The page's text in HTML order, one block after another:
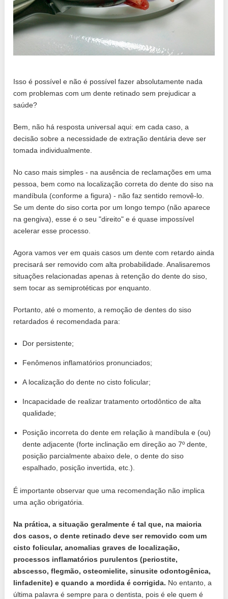
Isso é possível e não é possível fazer absolutamente nada
com problemas com um dente retinado sem prejudicar a
saúde?
Bem, não há resposta universal aqui: em cada caso, a
decisão sobre a necessidade de extração dentária deve ser
tomada individualmente.
No caso mais simples - na ausência de reclamações em uma
pessoa, bem como na localização correta do dente do siso na
mandíbula (conforme a figura) - não faz sentido removê-lo.
Se um dente do siso corta por um longo tempo (não aparece
na gengiva), esse é o seu "direito" e é quase impossível
acelerar esse processo.
Agora vamos ver em quais casos um dente com retardo ainda
precisará ser removido com alta probabilidade. Analisaremos
situações relacionadas apenas à retenção do dente do siso,
sem tocar as semiprotéticas por enquanto.
Portanto, até o momento, a remoção de dentes do siso
retardados é recomendada para:
Dor persistente;
Fenômenos inflamatórios pronunciados;
A localização do dente no cisto folicular;
Incapacidade de realizar tratamento ortodôntico de alta
qualidade;
Posição incorreta do dente em relação à mandíbula e (ou)
dente adjacente (forte inclinação em direção ao 7º dente,
posição parcialmente abaixo dele, o dente do siso
espalhado, posição invertida, etc.).
É importante observar que uma recomendação não implica
uma ação obrigatória.
Na prática, a situação geralmente é tal que, na maioria
dos casos, o dente retinado deve ser removido com um
cisto folicular, anomalias graves de localização,
processos inflamatórios purulentos (periostite,
abscesso, flegmão, osteomielite, sinusite odontogênica,
linfadenite) e quando a mordida é corrigida. No entanto, a
última palavra é sempre para o dentista, pois é ele quem é